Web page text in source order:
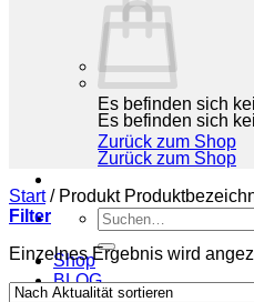
Es befinden sich
Zurück zum Shop
Suchen
nach:
Shop
BLOG
Es befinden sich
Zurück zum Shop
Start /Produkt
Filter
Einzelnes Ergebnis wird